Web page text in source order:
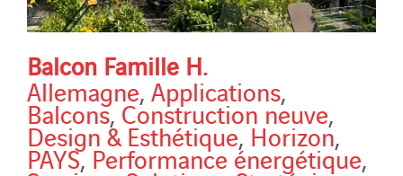
Balcon Famille H.
Allemagne, Applications,
Balcons,Construction neuve,
Design & Esthétique,Horizon,
PAYS,Performance énergétique,